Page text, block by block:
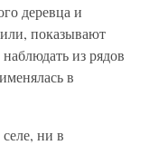
деревца и
показывают
из рядов
в
ни в